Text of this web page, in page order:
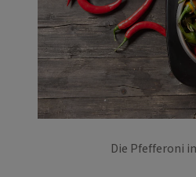
Die Pfefferoni